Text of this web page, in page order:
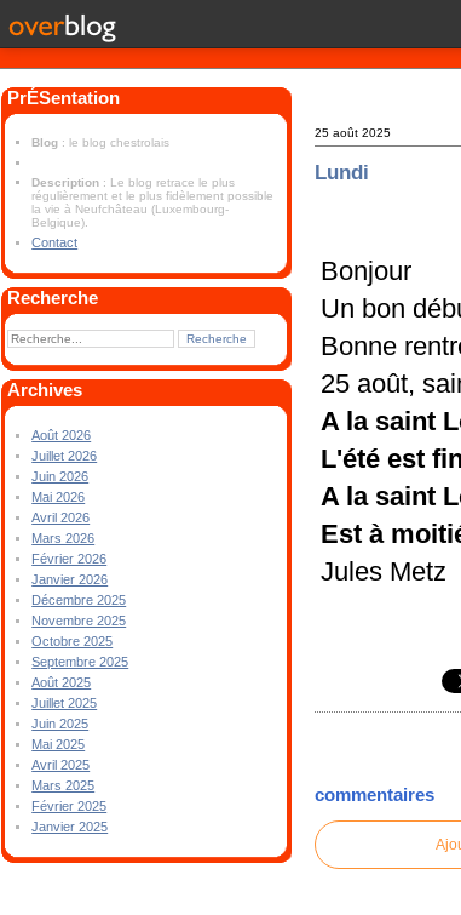
PrÉSentation
Blog : le blog chestrolais
Description : Le blog retrace le plus
régulièrement et le plus fidèlement possible
la vie à Neufchâteau (Luxembourg-
Belgique).
Contact
Recherche
Archives
Août 2026
Juillet 2026
Juin 2026
Mai 2026
Avril 2026
Mars 2026
Février 2026
Janvier 2026
Décembre 2025
Novembre 2025
Octobre 2025
Septembre 2025
Août 2025
Juillet 2025
Juin 2025
Mai 2025
Avril 2025
Mars 2025
Février 2025
Janvier 2025
25 août 2025
Lundi
Bonjour
Un bon
Bonne
25 août,
A la saint
L'été est
A la saint
Est à
Jules Metz
commentaires